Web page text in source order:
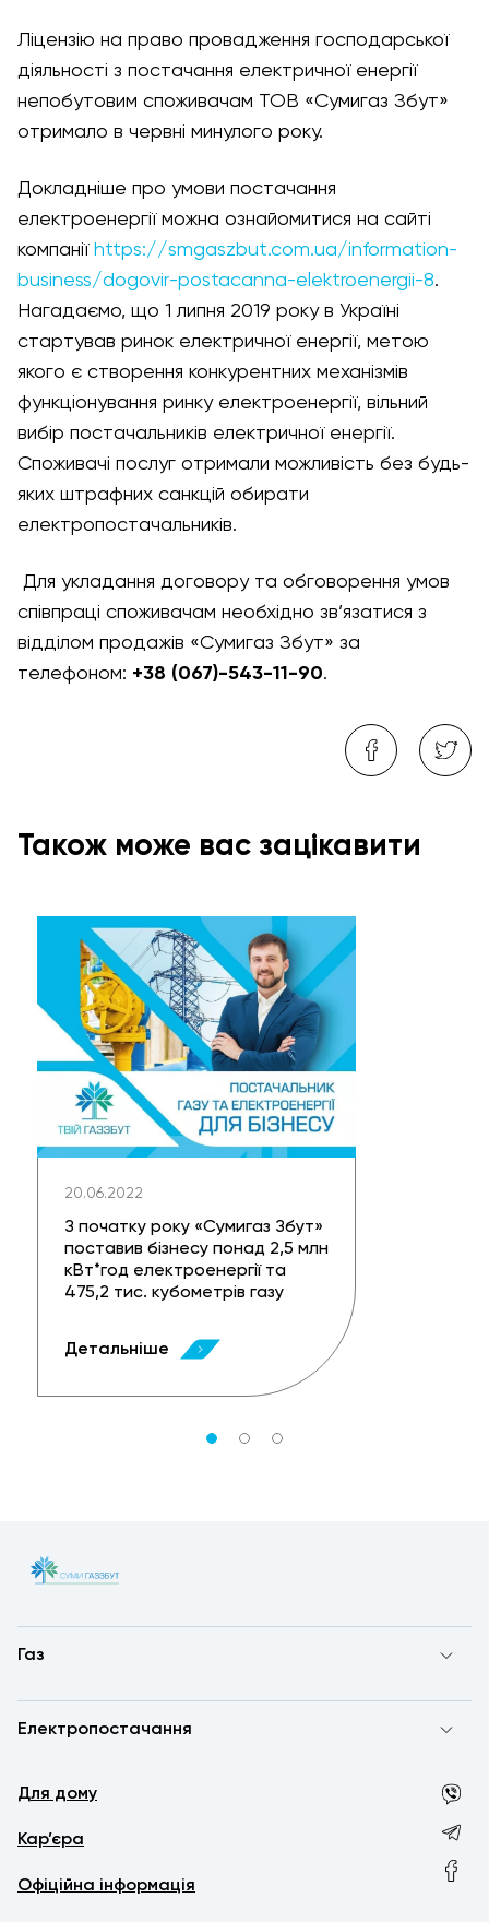
Ліцензію на право провадження господарської
діяльності з постачання електричної енергії
непобутовим споживачам ТОВ «Сумигаз Збут»
отримало в червні минулого року.
Докладніше про умови постачання
електроенергії можна ознайомитися на сайті
компанії https://smgaszbut.com.ua/information-
business/dogovir-postacanna-elektroenergii-8.
Нагадаємо, що 1 липня 2019 року в Україні
стартував ринок електричної енергії, метою
якого є створення конкурентних механізмів
функціонування ринку електроенергії, вільний
вибір постачальників електричної енергії.
Споживачі послуг отримали можливість без будь-
яких штрафних санкцій обирати
електропостачальників.
Для укладання договору та обговорення умов
співпраці споживачам необхідно зв’язатися з
відділом продажів «Сумигаз Збут» за
телефоном: +38 (067)-543-11-90.
Також може вас зацікавити
20.06.2022
З початку року «Сумигаз Збут»
поставив бізнесу понад 2,5 млн
кВт*год електроенергії та
475,2 тис. кубометрів газу
Детальніше
Газ
Електропостачання
Для дому
Кар’єра
Офіційна інформація